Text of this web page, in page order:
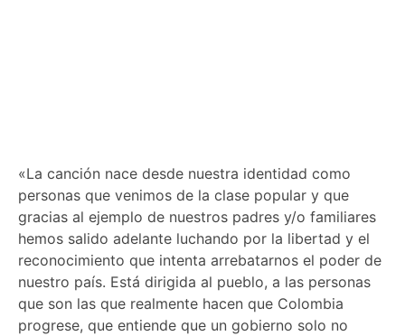
«La canción nace desde nuestra identidad como
personas que venimos de la clase popular y que
gracias al ejemplo de nuestros padres y/o familiares
hemos salido adelante luchando por la libertad y el
reconocimiento que intenta arrebatarnos el poder de
nuestro país. Está dirigida al pueblo, a las personas
que son las que realmente hacen que Colombia
progrese, que entiende que un gobierno solo no